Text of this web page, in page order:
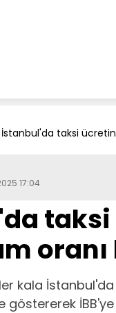
İstanbul'da taksi
17:04
kala
göstererek